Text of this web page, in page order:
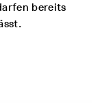
bereits